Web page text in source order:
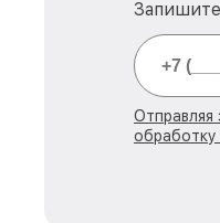
Отправляя
обработку